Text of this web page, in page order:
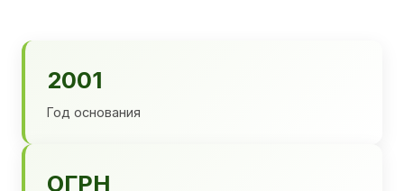
2001
Год основания
ОГРН